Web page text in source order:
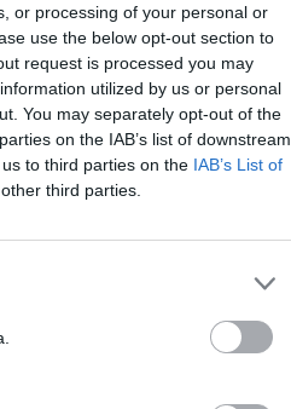
or processing of your personal or
use the below opt-out section to
request is processed you may
utilized by us or personal
You may separately opt-out of the
on the IAB’s list of downstream
to third parties on the IAB’s List of
third parties.
gol, un minut
quan
pista, el partit es
gols
d’art
circumstància